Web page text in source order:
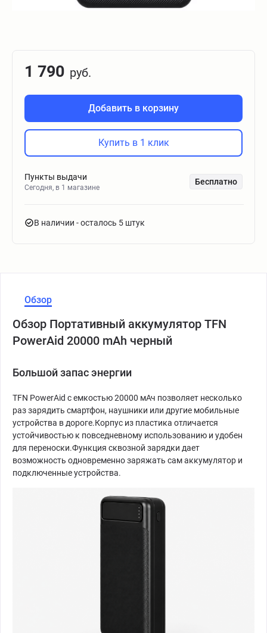
1 790 руб.
Добавить в корзину
Купить в 1 клик
Пункты выдачи
Сегодня, в 1 магазине
Бесплатно
В наличии - осталось 5 штук
Обзор
Обзор Портативный аккумулятор TFN
PowerAid 20000 mAh черный
Большой запас энергии
TFN PowerAid с емкостью 20000 мАч позволяет несколько
раз зарядить смартфон, наушники или другие мобильные
устройства в дороге.Корпус из пластика отличается
устойчивостью к повседневному использованию и удобен
для переноски.Функция сквозной зарядки дает
возможность одновременно заряжать сам аккумулятор и
подключенные устройства.